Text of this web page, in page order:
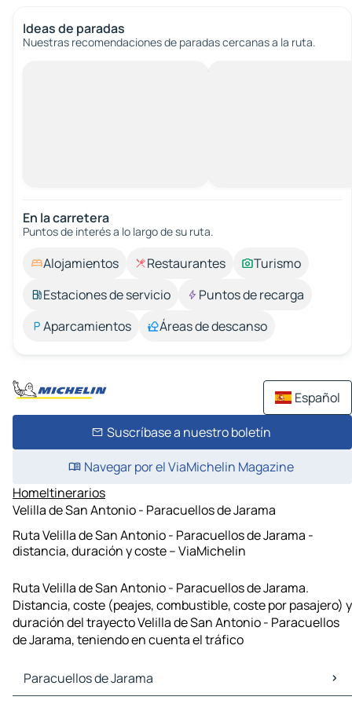
Ideas de paradas
Nuestras recomendaciones de paradas cercanas a la ruta.
En la carretera
Puntos de interés a lo largo de su ruta.
Alojamientos Restaurantes
Turismo
Estaciones de servicio
Puntos de recarga
Aparcamientos
Áreas de descanso
Español
Suscríbase a nuestro boletín
Navegar por el ViaMichelin Magazine
HomeItinerarios
Velilla de San Antonio - Paracuellos de Jarama
Ruta Velilla de San Antonio - Paracuellos de Jarama -
distancia, duración y coste – ViaMichelin
Ruta Velilla de San Antonio - Paracuellos de Jarama.
Distancia, coste (peajes, combustible, coste por pasajero) y
duración del trayecto Velilla de San Antonio - Paracuellos
de Jarama, teniendo en cuenta el tráfico
Paracuellos de Jarama